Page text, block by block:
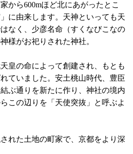
から600mほど北にあがったとこ
に由来します。天神といっても天
なく、少彦名命（すくなびこなの
様がお祀りされた神社。
皇の命によって創建され、もとも
ていました。安土桃山時代、豊臣
ぶ通りを新たに作り、神社の境内
この辺りを「天使突抜」と呼ぶよ
れた土地の町家で、京都をより深